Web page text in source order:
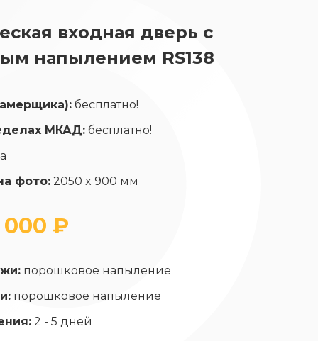
входная дверь с
напылением RS138
бесплатно!
МКАД: бесплатно!
фото: 2050 x 900 мм
000 ₽
порошковое напыление
порошковое напыление
2 - 5 дней